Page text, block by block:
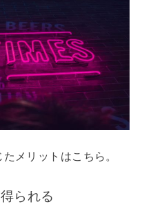
メリットはこちら。
られる